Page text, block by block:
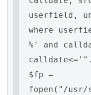
userfield,
where
%' and
$fp =
fopen("/